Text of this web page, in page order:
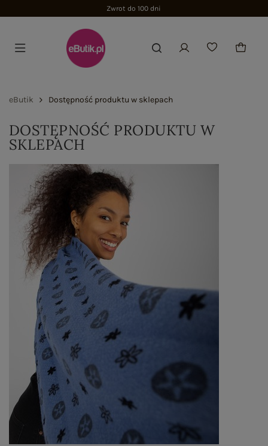
Zwrot do 100 dni
eButik Dostępność produktu w sklepach
DOSTĘPNOŚĆ PRODUKTU W
SKLEPACH